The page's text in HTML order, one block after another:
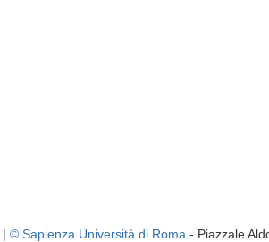
| © Sapienza Università di Roma - Piazzale